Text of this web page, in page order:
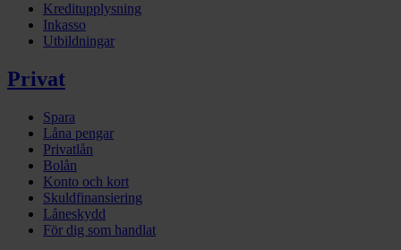
Kreditupplysning
Inkasso
Utbildningar
Privat
Spara
Låna pengar
Privatlån
Bolån
Konto och kort
Skuldfinansiering
Låneskydd
För dig som handlat